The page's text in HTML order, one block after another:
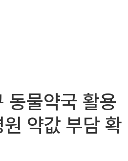
물약국 활용
약값 부담 확